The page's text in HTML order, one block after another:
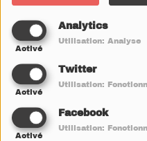
Analytics
Activé
Utilisation: Analyse
Twitter
Activé
Utilisation:
Facebook
Activé
Utilisation: